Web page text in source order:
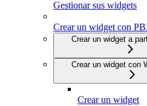
Gestionar sus widgets
Crear un widget con
Crear un widget a
Crear un widget con
Crear un widget